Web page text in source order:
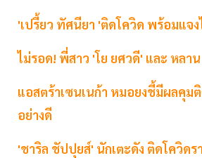
'เปรี้ยว ทัศนียา 'ติดโควิด พร้อมแจ
ไม่รอด! พี่สาว 'โย ยศวดี' และ หลา
แอสตร้าเซนเนก้า หมอยงชี้มีผลคุม
อย่างดี
'ชาริล ชัปปุยส์'​ นักเตะดัง ติดโควิดร